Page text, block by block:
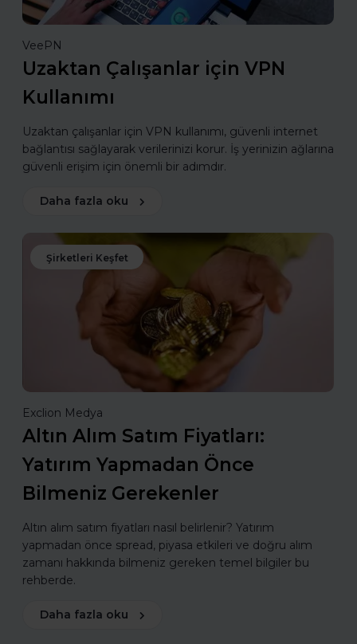
VeePN
Uzaktan Çalışanlar için VPN
Kullanımı
Uzaktan çalışanlar için VPN kullanımı, güvenli internet
bağlantısı sağlayarak verilerinizi korur. İş yerinizin ağlarına
güvenli erişim için önemli bir adımdır.
Daha fazla oku
Şirketleri Keşfet
Exclion Medya
Altın Alım Satım Fiyatları:
Yatırım Yapmadan Önce
Bilmeniz Gerekenler
Altın alım satım fiyatları nasıl belirlenir? Yatırım
yapmadan önce spread, piyasa etkileri ve doğru alım
zamanı hakkında bilmeniz gereken temel bilgiler bu
rehberde.
Daha fazla oku